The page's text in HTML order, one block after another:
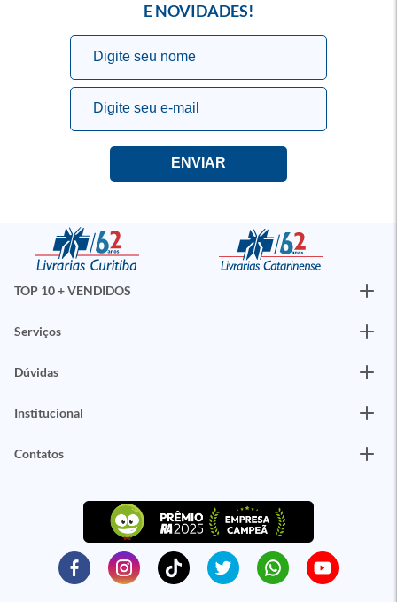
E NOVIDADES!
TOP 10 + VENDIDOS
Serviços
Dúvidas
Institucional
Contatos